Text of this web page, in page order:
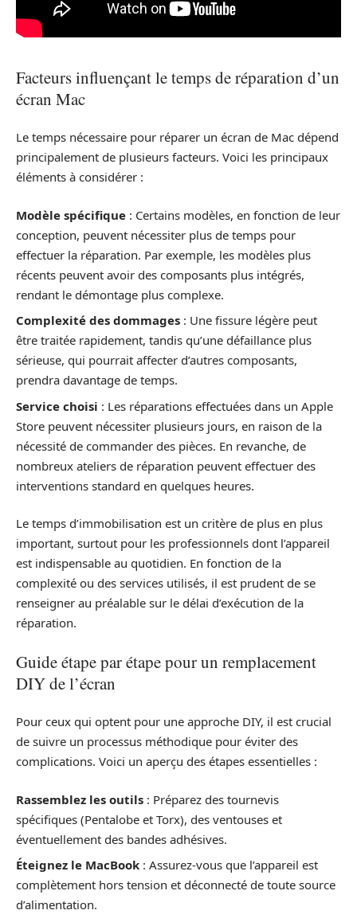
Facteurs influençant le temps de réparation d’un
écran Mac
Le temps nécessaire pour réparer un écran de Mac dépend
principalement de plusieurs facteurs. Voici les principaux
éléments à considérer :
Modèle spécifique : Certains modèles, en fonction de leur
conception, peuvent nécessiter plus de temps pour
effectuer la réparation. Par exemple, les modèles plus
récents peuvent avoir des composants plus intégrés,
rendant le démontage plus complexe.
Complexité des dommages : Une fissure légère peut
être traitée rapidement, tandis qu’une défaillance plus
sérieuse, qui pourrait affecter d’autres composants,
prendra davantage de temps.
Service choisi : Les réparations effectuées dans un Apple
Store peuvent nécessiter plusieurs jours, en raison de la
nécessité de commander des pièces. En revanche, de
nombreux ateliers de réparation peuvent effectuer des
interventions standard en quelques heures.
Le temps d’immobilisation est un critère de plus en plus
important, surtout pour les professionnels dont l’appareil
est indispensable au quotidien. En fonction de la
complexité ou des services utilisés, il est prudent de se
renseigner au préalable sur le délai d’exécution de la
réparation.
Guide étape par étape pour un remplacement
DIY de l’écran
Pour ceux qui optent pour une approche DIY, il est crucial
de suivre un processus méthodique pour éviter des
complications. Voici un aperçu des étapes essentielles :
Rassemblez les outils : Préparez des tournevis
spécifiques (Pentalobe et Torx), des ventouses et
éventuellement des bandes adhésives.
Éteignez le MacBook : Assurez-vous que l’appareil est
complètement hors tension et déconnecté de toute source
d’alimentation.